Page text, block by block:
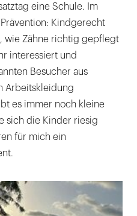
eine Schule. Im
Kindgerecht
wie Zähne richtig gepflegt
interessiert und
Besucher aus
Arbeitskleidung
es immer noch kleine
sich die Kinder riesig
für mich ein